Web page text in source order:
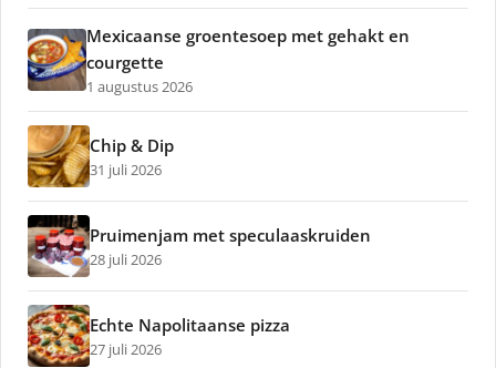
Mexicaanse groentesoep met gehakt en
courgette
1 augustus 2026
Chip & Dip
31 juli 2026
Pruimenjam met speculaaskruiden
28 juli 2026
Echte Napolitaanse pizza
27 juli 2026